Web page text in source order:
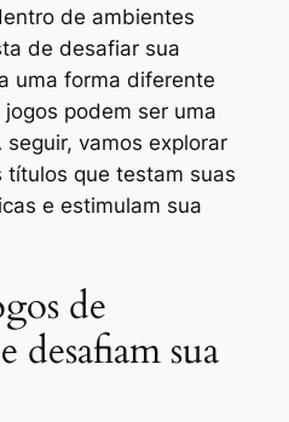
de ambientes
de desafiar sua
uma forma diferente
podem ser uma
vamos explorar
títulos que testam suas
e estimulam sua
de
desafiam sua